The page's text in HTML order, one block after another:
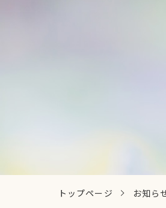
トップページ お知ら